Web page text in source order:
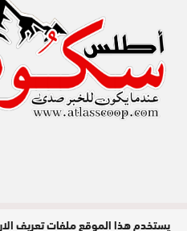
مدير النشر : عبد الله عزي / جميع الحقوق
يستخدم هذا الموقع ملفات تعريف